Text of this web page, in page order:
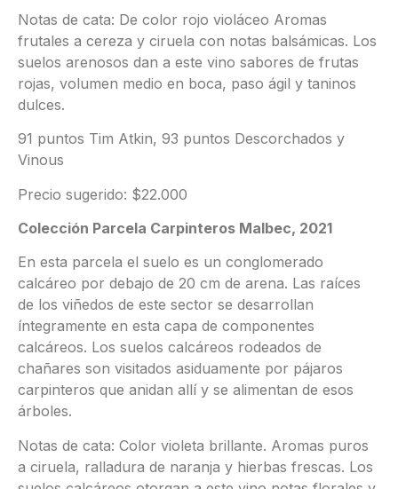
Notas de cata: De color rojo violáceo Aromas
frutales a cereza y ciruela con notas balsámicas. Los
suelos arenosos dan a este vino sabores de frutas
rojas, volumen medio en boca, paso ágil y taninos
dulces.
91 puntos Tim Atkin, 93 puntos Descorchados y
Vinous
Precio sugerido: $22.000
Colección Parcela Carpinteros Malbec, 2021
En esta parcela el suelo es un conglomerado
calcáreo por debajo de 20 cm de arena. Las raíces
de los viñedos de este sector se desarrollan
íntegramente en esta capa de componentes
calcáreos. Los suelos calcáreos rodeados de
chañares son visitados asiduamente por pájaros
carpinteros que anidan allí y se alimentan de esos
árboles.
Notas de cata: Color violeta brillante. Aromas puros
a ciruela, ralladura de naranja y hierbas frescas. Los